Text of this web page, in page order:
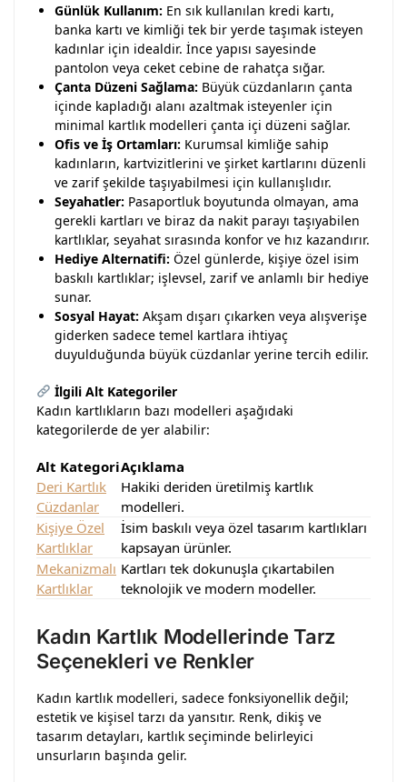
Günlük Kullanım: En sık kullanılan kredi kartı,
banka kartı ve kimliği tek bir yerde taşımak isteyen
kadınlar için idealdir. İnce yapısı sayesinde
pantolon veya ceket cebine de rahatça sığar.
Çanta Düzeni Sağlama: Büyük cüzdanların çanta
içinde kapladığı alanı azaltmak isteyenler için
minimal kartlık modelleri çanta içi düzeni sağlar.
Ofis ve İş Ortamları: Kurumsal kimliğe sahip
kadınların, kartvizitlerini ve şirket kartlarını düzenli
ve zarif şekilde taşıyabilmesi için kullanışlıdır.
Seyahatler: Pasaportluk boyutunda olmayan, ama
gerekli kartları ve biraz da nakit parayı taşıyabilen
kartlıklar, seyahat sırasında konfor ve hız kazandırır.
Hediye Alternatifi: Özel günlerde, kişiye özel isim
baskılı kartlıklar; işlevsel, zarif ve anlamlı bir hediye
sunar.
Sosyal Hayat: Akşam dışarı çıkarken veya alışverişe
giderken sadece temel kartlara ihtiyaç
duyulduğunda büyük cüzdanlar yerine tercih edilir.
İlgili Alt Kategoriler
Kadın kartlıkların bazı modelleri aşağıdaki
kategorilerde de yer alabilir:
Alt KategoriAçıklama
Deri Kartlık
Cüzdanlar
Hakiki deriden üretilmiş kartlık
modelleri.
Kişiye Özel
Kartlıklar
İsim baskılı veya özel tasarım kartlıkları
kapsayan ürünler.
Mekanizmalı
Kartlıklar
Kartları tek dokunuşla çıkartabilen
teknolojik ve modern modeller.
Kadın Kartlık Modellerinde Tarz
Seçenekleri ve Renkler
Kadın kartlık modelleri, sadece fonksiyonellik değil;
estetik ve kişisel tarzı da yansıtır. Renk, dikiş ve
tasarım detayları, kartlık seçiminde belirleyici
unsurların başında gelir.